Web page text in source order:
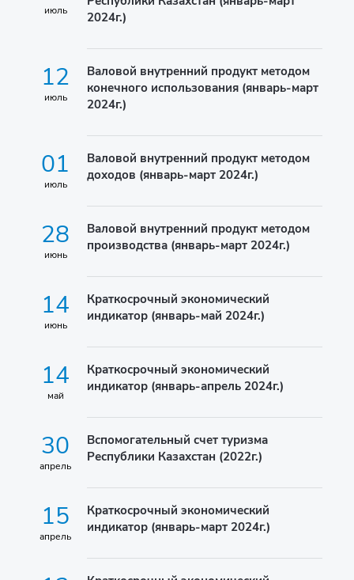
июль
2024г.)
12
июль
Валовой внутренний продукт методом
конечного использования (январь-март
2024г.)
01
июль
Валовой внутренний продукт методом
доходов (январь-март 2024г.)
28
июнь
Валовой внутренний продукт методом
производства (январь-март 2024г.)
14
июнь
Краткосрочный экономический
индикатор (январь-май 2024г.)
14
май
Краткосрочный экономический
индикатор (январь-апрель 2024г.)
30
апрель
Вспомогательный счет туризма
Республики Казахстан (2022г.)
15
апрель
Краткосрочный экономический
индикатор (январь-март 2024г.)